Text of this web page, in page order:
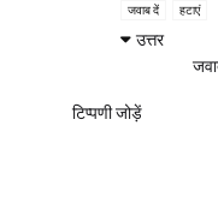
जवाब दें हटाएं
उत्तर
टिप्पणी जोड़ें